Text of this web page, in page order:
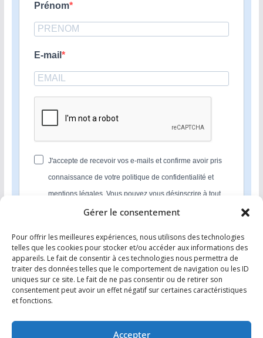
Gérer le consentement
Pour offrir les meilleures expériences, nous utilisons des technologies
telles que les cookies pour stocker et/ou accéder aux informations des
appareils. Le fait de consentir à ces technologies nous permettra de
traiter des données telles que le comportement de navigation ou les ID
uniques sur ce site. Le fait de ne pas consentir ou de retirer son
consentement peut avoir un effet négatif sur certaines caractéristiques
et fonctions.
Accepter
Prénom
E-mail
J'accepte de recevoir vos e-mails et confirme avoir pris
connaissance de votre politique de confidentialité et
mentions légales. Vous pouvez vous désinscrire à tout
moment en cliquant sur le lien présent dans nos emails.
S'INSCRIRE
Nous utilisons Sendinblue en tant que plateforme
marketing. En soumettant ce formulaire, vous
reconnaissez que les informations que vous allez fournir
seront transmises à Sendinblue en sa qualité de